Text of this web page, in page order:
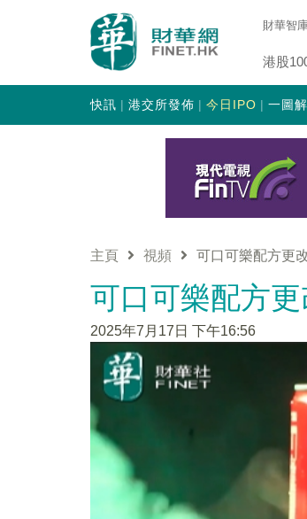
財華智
港股
快訊 港交所發佈 今日IPO 一圖
主頁 視頻 可口可樂配方更
可口可樂配方
2025年7月17日 下午16:56